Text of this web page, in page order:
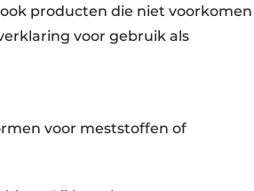
producten die niet voorkomen
voor gebruik als
voor meststoffen of